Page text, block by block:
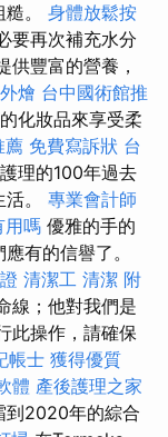
。 身體放鬆按
要再次補充水分
供豐富的營養，
燴 台中國術館推
化妝品來享受柔
薦 免費寫訴狀 台
理的100年過去
。 專業會計師
用嗎 優雅的手的
有的信譽了。
清潔工 清潔 附
線；他對我們是
此操作，請確保
帳士 獲得優質
體 產後護理之家
到2020年的綜合